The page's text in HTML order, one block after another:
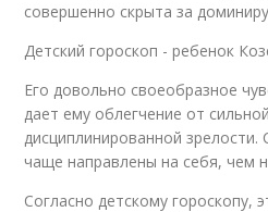
совершенно скрыта за
Детский гороскоп - ребенок
Его довольно своеобразное
дает ему облегчение от
дисциплинированной зрелости.
чаще направлены на себя, чем
Согласно детскому гороскопу,